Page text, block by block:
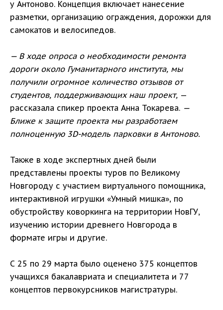
у Антоново. Концепция включает нанесение
разметки, организацию ограждения, дорожки для
самокатов и велосипедов.
— В ходе опроса о необходимости ремонта
дороги около Гуманитарного института, мы
получили огромное количество отзывов от
студентов, поддерживающих наш проект, —
рассказала спикер проекта Анна Токарева. —
Ближе к защите проекта мы разработаем
полноценную 3D-модель парковки в Антоново.
Также в ходе экспертных дней были
представлены проекты туров по Великому
Новгороду с участием виртуального помощника,
интерактивной игрушки «Умный мишка», по
обустройству коворкинга на территории НовГУ,
изучению истории древнего Новгорода в
формате игры и другие.
С 25 по 29 марта было оценено 375 концептов
учащихся бакалавриата и специалитета и 77
концептов первокурсников магистратуры.